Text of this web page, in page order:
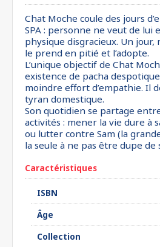
Chat Moche coule des jours
SPA : personne ne veut de lui
physique disgracieux. Un jour,
le prend en pitié et l’adopte.
L’unique objectif de Chat
existence de pacha
moindre effort d’empathie. Il
tyran domestique.
Son quotidien se partage
activités : mener la vie dure à
ou lutter contre Sam (la
la seule à ne pas être dupe de
Caractéristiques
ISBN
Âge
Collection